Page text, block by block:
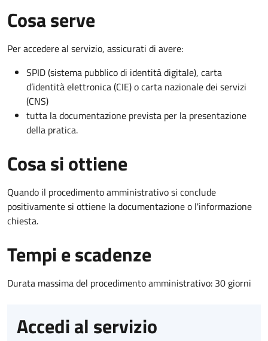
Cosa serve
Per accedere al servizio, assicurati di avere:
SPID (sistema pubblico di identità digitale), carta
d’identità elettronica (CIE) o carta nazionale dei servizi
(CNS)
tutta la documentazione prevista per la presentazione
della pratica.
Cosa si ottiene
Quando il procedimento amministrativo si conclude
positivamente si ottiene la documentazione o l'informazione
chiesta.
Tempi e scadenze
Durata massima del procedimento amministrativo: 30 giorni
Accedi al servizio